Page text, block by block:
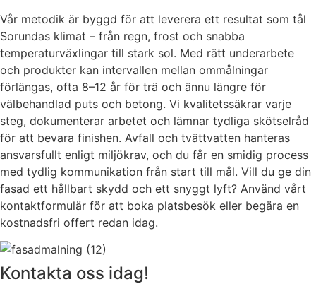
Vår metodik är byggd för att leverera ett resultat som tål
Sorundas klimat – från regn, frost och snabba
temperaturväxlingar till stark sol. Med rätt underarbete
och produkter kan intervallen mellan ommålningar
förlängas, ofta 8–12 år för trä och ännu längre för
välbehandlad puts och betong. Vi kvalitetssäkrar varje
steg, dokumenterar arbetet och lämnar tydliga skötselråd
för att bevara finishen. Avfall och tvättvatten hanteras
ansvarsfullt enligt miljökrav, och du får en smidig process
med tydlig kommunikation från start till mål. Vill du ge din
fasad ett hållbart skydd och ett snyggt lyft? Använd vårt
kontaktformulär för att boka platsbesök eller begära en
kostnadsfri offert redan idag.
Kontakta oss idag!